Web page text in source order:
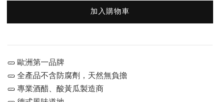
加入購物車
🥒 歐洲第一品牌
🥒 全產品不含防腐劑，天然無負擔
🥒 專業酒醋、酸黃瓜製造商